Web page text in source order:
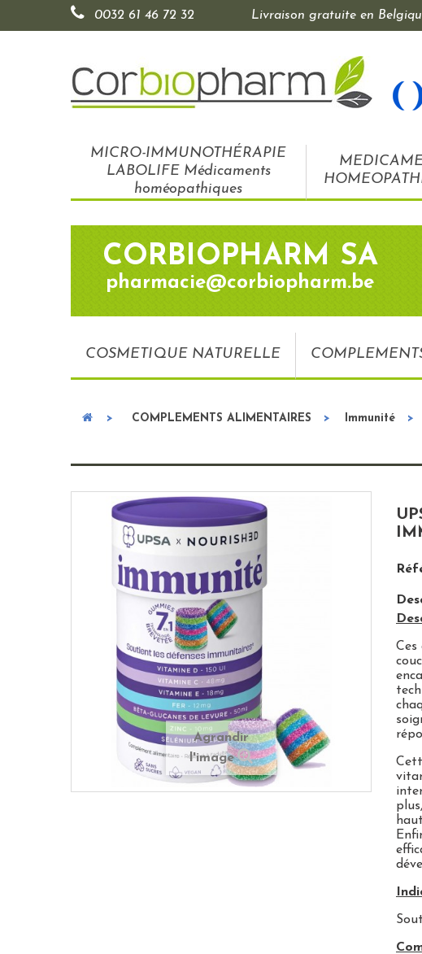
0032 61 46 72 32 Livraison gratuite en
MICRO-IMMUNOTHÉRAPIE
LABOLIFE Médicaments
homéopathiques
CORBIOPHARM SA
pharmacie@corbiopharm.be
COSMETIQUE NATURELLE
> COMPLEMENTS ALIMENTAIRES > Immunité >
Agrandir
l'image
Ces